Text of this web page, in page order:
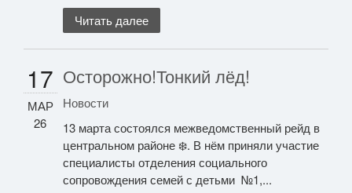
Читать далее
17
МАР
26
Осторожно!Тонкий лёд!
Новости
13 марта состоялся межведомственный рейд в
центральном районе ❄️. В нём приняли участие
специалисты отделения социального
сопровождения семей с детьми №1,...